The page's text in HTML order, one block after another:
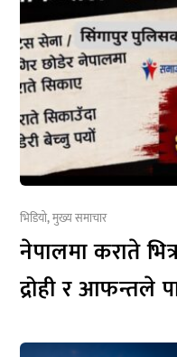
भिडियो,मुख्य समाचार
नेपालमा कराते
द्रोही र आफन्तले